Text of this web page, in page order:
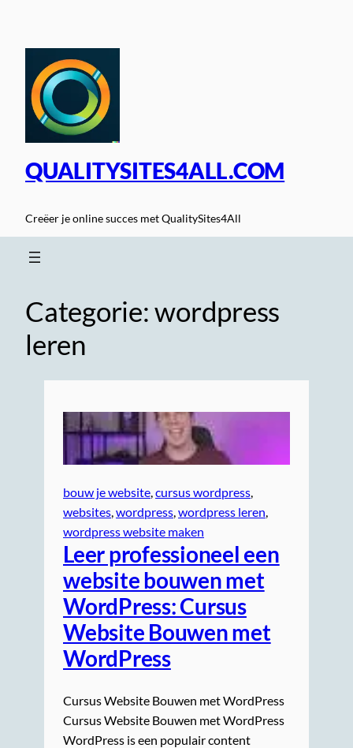
inhoud
QUALITYSITES4ALL.COM
Creëer je online succes met QualitySites4All
Categorie:wordpress
leren
bouw je website, cursus wordpress
websites, wordpress, wordpress leren
wordpress website maken
Leer professioneel een
website bouwen met
WordPress: Cursus
Website Bouwen met
WordPress
Cursus Website Bouwen met WordPress
Cursus Website Bouwen met WordPress
WordPress is een populair content